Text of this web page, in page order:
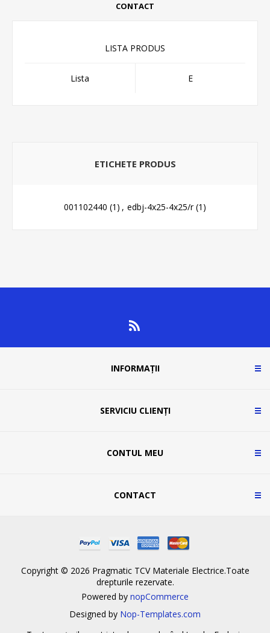
CONTACT
LISTA PRODUS
Lista E
ETICHETE PRODUS
001102440 (1) , edbj-4x25-4x25/r (1)
INFORMAȚII
SERVICIU CLIENȚI
CONTUL MEU
CONTACT
Copyright © 2026 Pragmatic TCV Materiale Electrice.Toate
drepturile rezervate.
Powered by nopCommerce
Designed by Nop-Templates.com